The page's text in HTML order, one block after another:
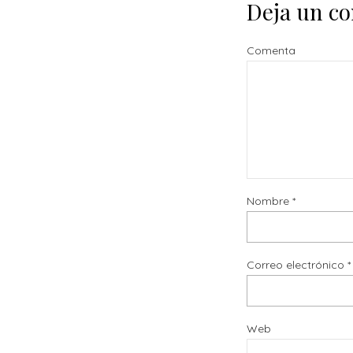
Deja un
Comenta
Nombre *
Correo electrónico *
Web